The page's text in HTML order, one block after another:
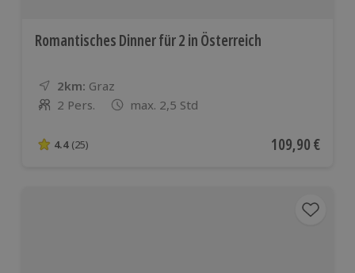
Romantisches Dinner für 2 in Österreich
2km: Entfernung
Standort
Graz
Anzahl der Teilnehmer
2 Pers. max. 2,5 Std
4.4 von 5 Sternen basierend auf 25 Bewertungen
4.4 (25) Aktueller Preis
109,90 €